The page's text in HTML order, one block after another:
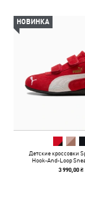
НОВИНКА
Детские кроссовки
Hook-And-Loop
3 990,00 ₴